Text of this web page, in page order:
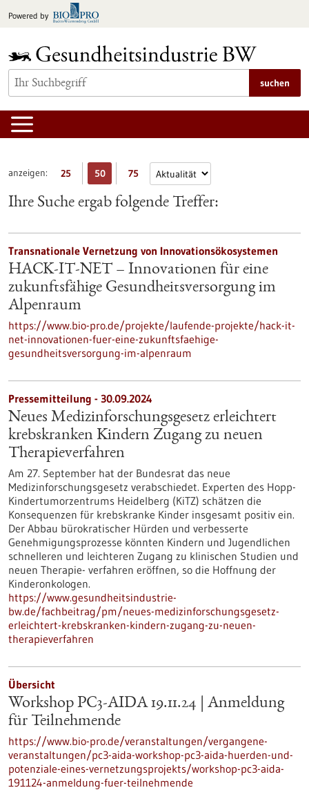
Inhalt
Powered by
suchen
anzeigen: 25 50 75
Ihre Suche ergab folgende Treffer:
Transnationale Vernetzung von Innovationsökosystemen
HACK-IT-NET – Innovationen für eine
zukunftsfähige Gesundheitsversorgung im
Alpenraum
https://www.bio-pro.de/projekte/laufende-projekte/hack-it-
net-innovationen-fuer-eine-zukunftsfaehige-
gesundheitsversorgung-im-alpenraum
Pressemitteilung - 30.09.2024
Neues Medizinforschungsgesetz erleichtert
krebskranken Kindern Zugang zu neuen
Therapieverfahren
Am 27. September hat der Bundesrat das neue
Medizinforschungsgesetz verabschiedet. Experten des Hopp-
Kindertumorzentrums Heidelberg (KiTZ) schätzen die
Konsequenzen für krebskranke Kinder insgesamt positiv ein.
Der Abbau bürokratischer Hürden und verbesserte
Genehmigungsprozesse könnten Kindern und Jugendlichen
schnelleren und leichteren Zugang zu klinischen Studien und
neuen Therapie- verfahren eröffnen, so die Hoffnung der
Kinderonkologen.
https://www.gesundheitsindustrie-
bw.de/fachbeitrag/pm/neues-medizinforschungsgesetz-
erleichtert-krebskranken-kindern-zugang-zu-neuen-
therapieverfahren
Übersicht
Workshop PC3-AIDA 19.11.24 | Anmeldung
für Teilnehmende
https://www.bio-pro.de/veranstaltungen/vergangene-
veranstaltungen/pc3-aida-workshop-pc3-aida-huerden-und-
potenziale-eines-vernetzungsprojekts/workshop-pc3-aida-
191124-anmeldung-fuer-teilnehmende